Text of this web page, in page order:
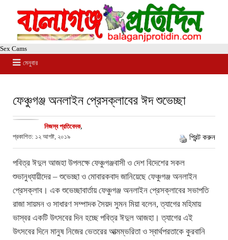
Sex Cams
মেনুবার
ফেঞ্চুগঞ্জ অনলাইন প্রেসক্লাবের ঈদ শুভেচ্ছা
নিজস্ব প্রতিবেদক,
প্রকাশিত: ১২ আগষ্ট, ২০১৯
প্রিন্ট করুন
পবিত্র ঈদুল আজহা উপলক্ষে ফেঞ্চুগঞ্জবাসী ও দেশ বিদেশের সকল
শুভানুধ্যায়ীদের – শুভেচ্ছা ও মোবারকবাদ জানিয়েছে ফেঞ্চুগঞ্জ অনলাইন
প্রেসক্লাব। এক শুভেচ্ছাবার্তায় ফেঞ্চুগঞ্জ অনলাইন প্রেসক্লাবের সভাপতি
রাজা সায়মন ও সাধারণ সম্পাদক সৈয়দ সুমন মিয়া বলেন, ত্যাগের মহিমায়
ভাস্বর একটি উৎসবের দিন হচ্ছে পবিত্র ঈদুল আজহা। ত্যাগের এই
উৎসবের দিনে মানুষ নিজের ভেতরের আত্মম্ভরিতা ও স্বার্থপরতাকে কুরবানি